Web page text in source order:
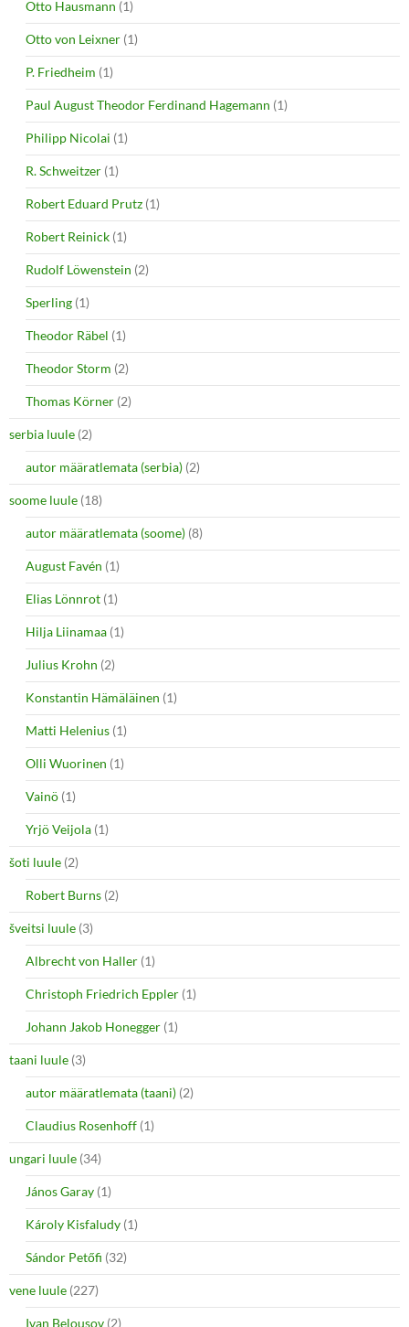
Otto Hausmann (1)
Otto von Leixner (1)
P. Friedheim (1)
Paul August Theodor Ferdinand Hagemann (1)
Philipp Nicolai (1)
R. Schweitzer (1)
Robert Eduard Prutz (1)
Robert Reinick (1)
Rudolf Löwenstein (2)
Sperling (1)
Theodor Räbel (1)
Theodor Storm (2)
Thomas Körner (2)
serbia luule (2)
autor määratlemata (serbia) (2)
soome luule (18)
autor määratlemata (soome) (8)
August Favén (1)
Elias Lönnrot (1)
Hilja Liinamaa (1)
Julius Krohn (2)
Konstantin Hämäläinen (1)
Matti Helenius (1)
Olli Wuorinen (1)
Vainö (1)
Yrjö Veijola (1)
šoti luule (2)
Robert Burns (2)
šveitsi luule (3)
Albrecht von Haller (1)
Christoph Friedrich Eppler (1)
Johann Jakob Honegger (1)
taani luule (3)
autor määratlemata (taani) (2)
Claudius Rosenhoff (1)
ungari luule (34)
János Garay (1)
Károly Kisfaludy (1)
Sándor Petőfi (32)
vene luule (227)
Ivan Belousov (2)